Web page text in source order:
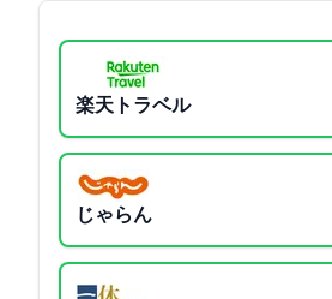
楽天トラベル
じゃらん